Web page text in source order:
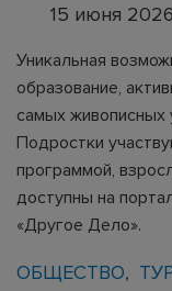
15 июня
Уникальная
образование,
самых живописных
Подростки
программой,
доступны на
«Другое Дело».
ОБЩЕСТВО